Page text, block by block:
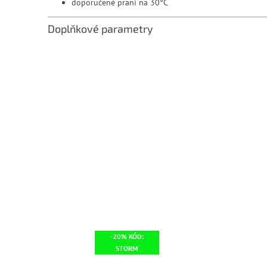
doporučené praní na 30°C
Doplňkové parametry
-20% KÓD:
STORM